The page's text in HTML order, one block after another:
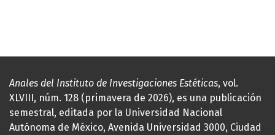
Anales del Instituto de Investigaciones Estéticas, vol.
XLVIII, núm. 128 (primavera de 2026), es una publicación
semestral, editada por la Universidad Nacional
Autónoma de México, Avenida Universidad 3000, Ciudad